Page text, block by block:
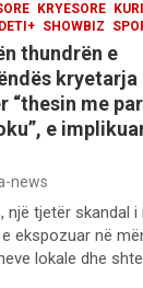
KRYESORE
SHOWBIZ
thundrën e
kryetarja
“thesin me
e
news
një tjetër skandal
ekspozuar në
lokale dhe